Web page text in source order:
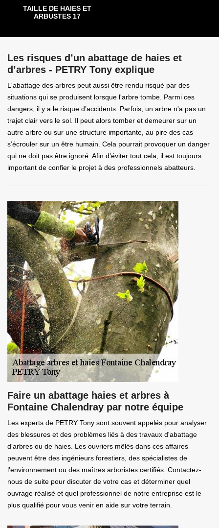
TAILLE DE HAIES ET
ARBUSTES 17
Les risques d’un abattage de haies et
d’arbres - PETRY Tony explique
L'abattage des arbres peut aussi être rendu risqué par des
situations qui se produisent lorsque l'arbre tombe. Parmi ces
dangers, il y a le risque d’accidents. Parfois, un arbre n'a pas un
trajet clair vers le sol. Il peut alors tomber et demeurer sur un
autre arbre ou sur une structure importante, au pire des cas
s’écrouler sur un être humain. Cela pourrait provoquer un danger
qui ne doit pas être ignoré. Afin d’éviter tout cela, il est toujours
important de confier le projet à des professionnels abatteurs.
Faire un abattage haies et arbres à
Fontaine Chalendray par notre équipe
Les experts de PETRY Tony sont souvent appelés pour analyser
des blessures et des problèmes liés à des travaux d'abattage
d'arbres ou de haies. Les ouvriers mêlés dans ces affaires
peuvent être des ingénieurs forestiers, des spécialistes de
l’environnement ou des maîtres arboristes certifiés. Contactez-
nous de suite pour discuter de votre cas et déterminer quel
ouvrage réalisé et quel professionnel de notre entreprise est le
plus qualifié pour vous venir en aide sur votre terrain.